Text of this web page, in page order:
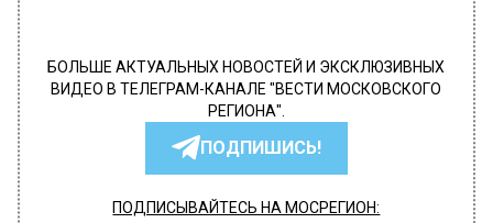
БОЛЬШЕ АКТУАЛЬНЫХ НОВОСТЕЙ И ЭКСКЛЮЗИВНЫХ
ВИДЕО В ТЕЛЕГРАМ-КАНАЛЕ "ВЕСТИ МОСКОВСКОГО
РЕГИОНА".
ПОДПИШИСЬ!
ПОДПИСЫВАЙТЕСЬ НА МОСРЕГИОН: